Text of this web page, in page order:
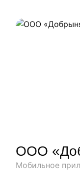
Наши
ООО
Мобильное